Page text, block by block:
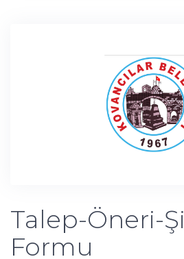
Talep-Öneri-
Formu